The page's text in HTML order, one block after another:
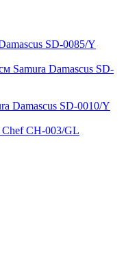
SD-0085/Y
Samura Damascus SD-
Damascus SD-0010/Y
CH-003/GL